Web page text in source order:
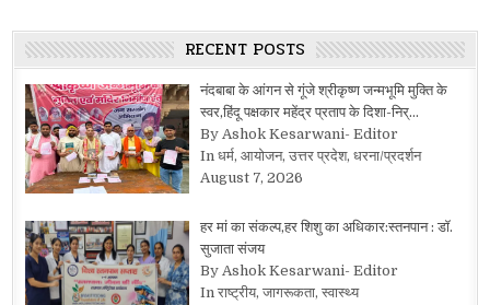
RECENT POSTS
नंदबाबा के आंगन से गूंजे श्रीकृष्ण जन्मभूमि मुक्ति के
स्वर,हिंदू पक्षकार महेंद्र प्रताप के दिशा-निर्…
By Ashok Kesarwani- Editor
In धर्म, आयोजन, उत्तर प्रदेश, धरना/प्रदर्शन
August 7, 2026
हर मां का संकल्प,हर शिशु का अधिकार:स्तनपान : डॉ.
सुजाता संजय
By Ashok Kesarwani- Editor
In राष्ट्रीय, जागरूकता, स्वास्थ्य